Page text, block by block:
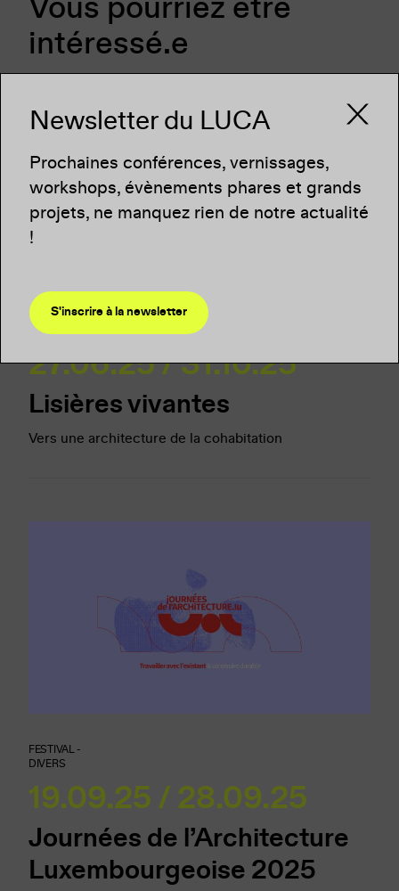
intéressé.e
EXPOSITION -
VERNISSAGE -
FESTIVAL
27.06.25 / 31.10.25
Lisières vivantes
Vers une architecture de la cohabitation
FESTIVAL -
DIVERS
19.09.25 / 28.09.25
Journées de l’Architecture
Luxembourgeoise 2025
Newsletter du LUCA
Prochaines conférences, vernissages,
workshops, évènements phares et grands
projets, ne manquez rien de notre actualité
!
S'inscrire à la newsletter